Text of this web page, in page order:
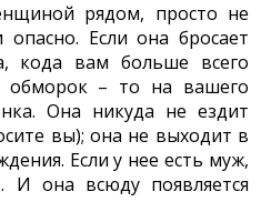
рядом, просто не
Если она бросает
кода вам больше всего
обморок – то на вашего
Она никуда не ездит
вы); она не выходит в
Если у нее есть муж,
И она всюду появляется